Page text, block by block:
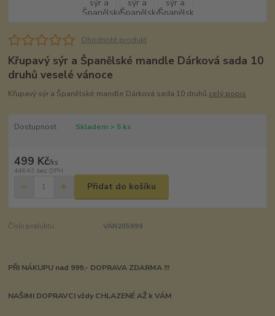
Ohodnotit produkt
Křupavý sýr a Španělské mandle Dárková sada 10
druhů veselé vánoce
Křupavý sýr a Španělské mandle Dárková sada 10 druhů celý popis
Dostupnost Skladem > 5 ks
499 Kč/ks
446 Kč bez DPH
Přidat do košíku
Číslo produktu: VÁN205999
PŘI NÁKUPU nad 999,- DOPRAVA ZDARMA !!!
NAŠIMI DOPRAVCI vždy CHLAZENÉ AŽ k VÁM